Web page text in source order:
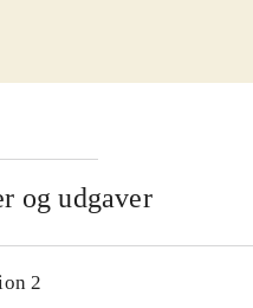
møder spilleren
m.fl. Hver person
hjælp eller tilbyder
i et løb.
typisk ud på at hente
heste eller
og udgaver
2